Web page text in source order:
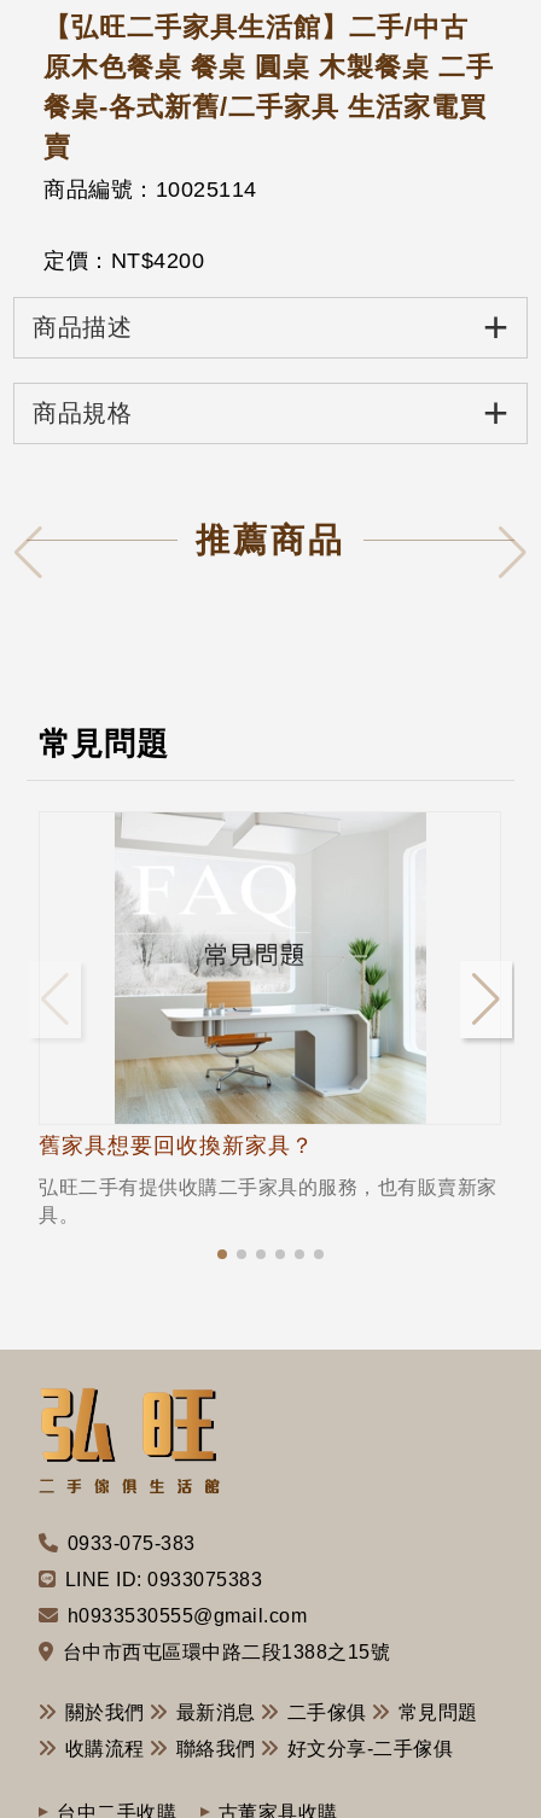
【弘旺二手家具生活館】二手/中古
原木色餐桌 餐桌 圓桌 木製餐桌 二手
餐桌-各式新舊/二手家具 生活家電買
賣
商品編號：10025114
定價：NT$4200
+
商品描述
+
商品規格
推薦商品
常見問題
舊家具想要回收換新家具？
弘旺二手有提供收購二手家具的服務，也有販賣新家
具。
0933-075-383
LINE ID: 0933075383
h0933530555@gmail.com
台中市西屯區環中路二段1388之15號
關於我們 最新消息 二手傢俱
常見問題
收購流程
聯絡我們 好文分享-二手傢俱
台中二手收購 古董家具收購